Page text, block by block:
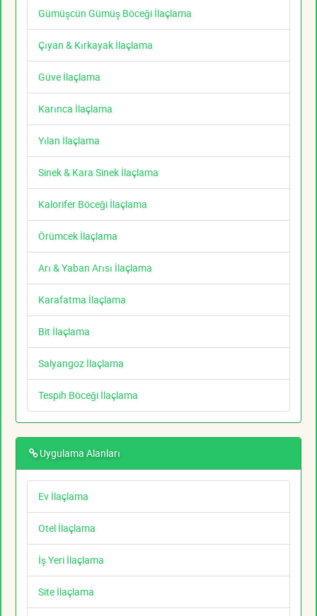
Gümüşcün Gümüş Böceği İlaçlama
Çıyan & Kırkayak İlaçlama
Güve İlaçlama
Karınca İlaçlama
Yılan İlaçlama
Sinek & Kara Sinek İlaçlama
Kalorifer Böceği İlaçlama
Örümcek İlaçlama
Arı & Yaban Arısı İlaçlama
Karafatma İlaçlama
Bit İlaçlama
Salyangoz İlaçlama
Tespih Böceği İlaçlama
Uygulama Alanları
Ev İlaçlama
Otel İlaçlama
İş Yeri İlaçlama
Site İlaçlama